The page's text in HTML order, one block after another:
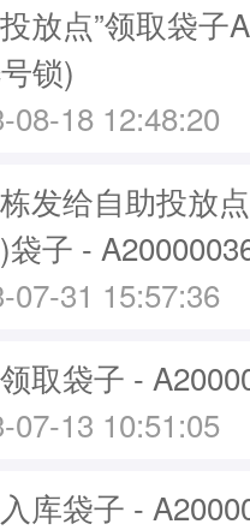
放点”领取袋子
锁)
08-18 12:48:20
发给自助投放
袋子 -
07-31 15:57:36
取袋子 -
07-13 10:51:05
库袋子 -